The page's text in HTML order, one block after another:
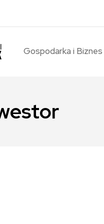
Gospodarka i Biznes